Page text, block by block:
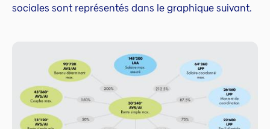
sociales sont représentés dans le graphique suivant.